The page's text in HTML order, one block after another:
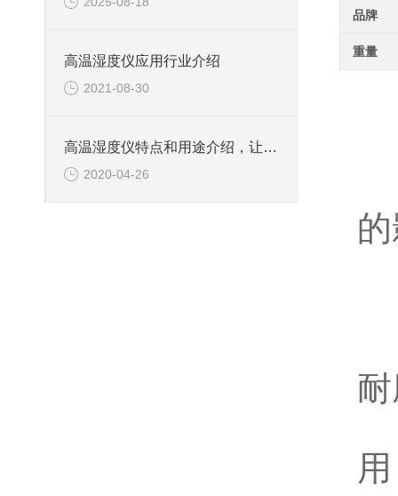
品牌
重量
高温湿度仪应用行业介绍
2021-08-30
高温湿度仪特点和用途介绍，让你一看就懂
2020-04-26